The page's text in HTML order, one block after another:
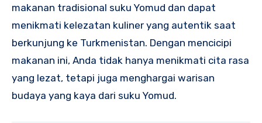
makanan tradisional suku Yomud dan dapat
menikmati kelezatan kuliner yang autentik saat
berkunjung ke Turkmenistan. Dengan mencicipi
makanan ini, Anda tidak hanya menikmati cita rasa
yang lezat, tetapi juga menghargai warisan
budaya yang kaya dari suku Yomud.